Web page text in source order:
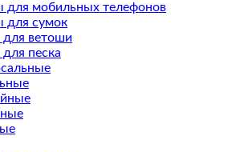
мобильных телефонов
для сумок
ветоши
песка